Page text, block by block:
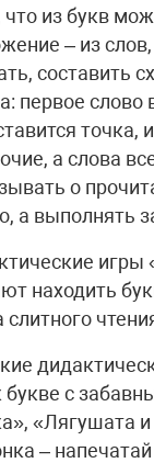
что из букв
– из
составить
первое
точка,
а слова
о
а выполнять
игры
находить
слитного
букве с
«Лягушата
–